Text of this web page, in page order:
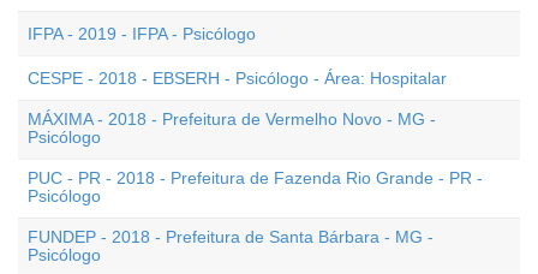
IFPA - 2019 - IFPA - Psicólogo
CESPE - 2018 - EBSERH - Psicólogo - Área: Hospitalar
MÁXIMA - 2018 - Prefeitura de Vermelho Novo - MG -
Psicólogo
PUC - PR - 2018 - Prefeitura de Fazenda Rio Grande - PR -
Psicólogo
FUNDEP - 2018 - Prefeitura de Santa Bárbara - MG -
Psicólogo